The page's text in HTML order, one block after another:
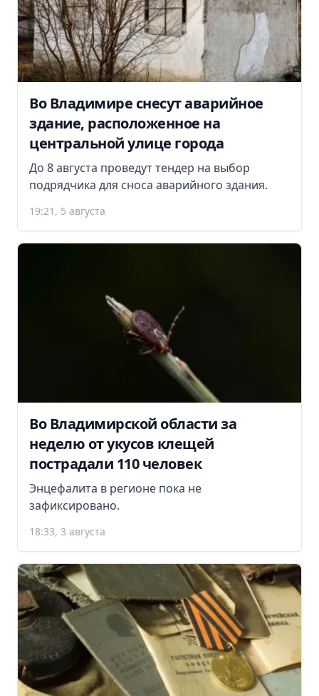
Во Владимире снесут аварийное
здание, расположенное на
центральной улице города
До 8 августа проведут тендер на выбор
подрядчика для сноса аварийного здания.
19:21, 5 августа
Во Владимирской области за
неделю от укусов клещей
пострадали 110 человек
Энцефалита в регионе пока не
зафиксировано.
18:33, 3 августа